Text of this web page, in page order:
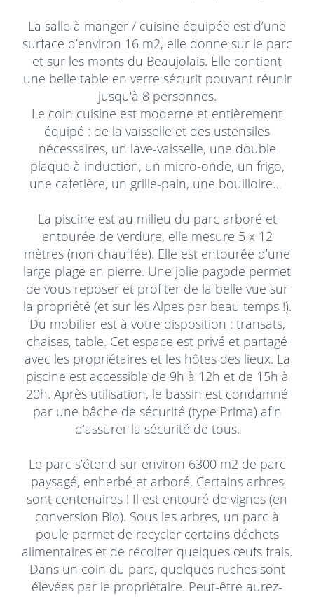
La salle à manger / cuisine équipée est d’une
surface d’environ 16 m2, elle donne sur le parc
et sur les monts du Beaujolais. Elle contient
une belle table en verre sécurit pouvant réunir
jusqu'à 8 personnes.
Le coin cuisine est moderne et entièrement
équipé : de la vaisselle et des ustensiles
nécessaires, un lave-vaisselle, une double
plaque à induction, un micro-onde, un frigo,
une cafetière, un grille-pain, une bouilloire…
La piscine est au milieu du parc arboré et
entourée de verdure, elle mesure 5 x 12
mètres (non chauffée). Elle est entourée d’une
large plage en pierre. Une jolie pagode permet
de vous reposer et profiter de la belle vue sur
la propriété (et sur les Alpes par beau temps !).
Du mobilier est à votre disposition : transats,
chaises, table. Cet espace est privé et partagé
avec les propriétaires et les hôtes des lieux. La
piscine est accessible de 9h à 12h et de 15h à
20h. Après utilisation, le bassin est condamné
par une bâche de sécurité (type Prima) afin
d’assurer la sécurité de tous.
Le parc s’étend sur environ 6300 m2 de parc
paysagé, enherbé et arboré. Certains arbres
sont centenaires ! Il est entouré de vignes (en
conversion Bio). Sous les arbres, un parc à
poule permet de recycler certains déchets
alimentaires et de récolter quelques œufs frais.
Dans un coin du parc, quelques ruches sont
élevées par le propriétaire. Peut-être aurez-